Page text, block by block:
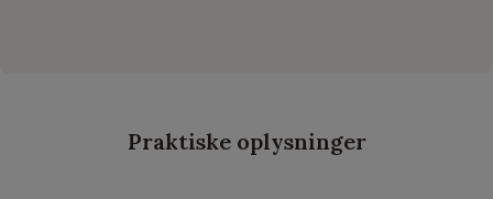
Praktiske oplysninger